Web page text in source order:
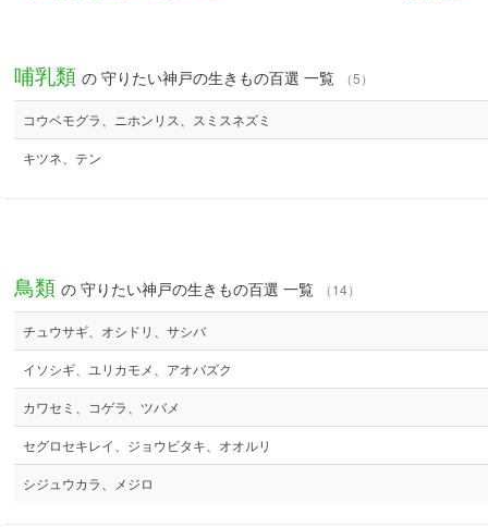
哺乳類 の 守りたい神戸の生きもの百選 一覧 （5）
コウベモグラ、ニホンリス、スミスネズミ
キツネ、テン
鳥類 の 守りたい神戸の生きもの百選 一覧 （14）
チュウサギ、オシドリ、サシバ
イソシギ、ユリカモメ、アオバズク
カワセミ、コゲラ、ツバメ
セグロセキレイ、ジョウビタキ、オオルリ
シジュウカラ、メジロ